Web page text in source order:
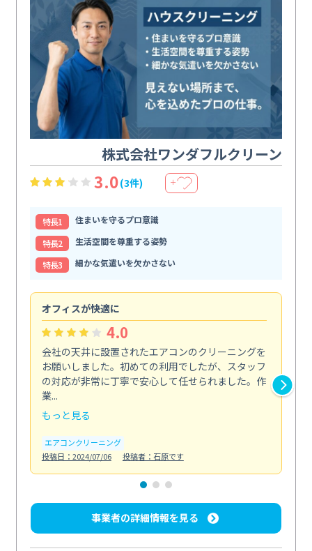
株式会社ワンダフルクリーン
3.0(3件) ＋
特⻑1
住まいを守るプロ意識
特⻑2
生活空間を尊重する姿勢
特⻑3
細かな気遣いを欠かさない
オフィスが快適に
4.0
会社の天井に設置されたエアコンのクリーニングを
お願いしました。初めての利用でしたが、スタッフ
の対応が非常に丁寧で安心して任せられました。作
業...
もっと見る
エアコンクリーニング
投稿日：2024/07/06
投稿者：石原です
事業者の詳細情報を見る